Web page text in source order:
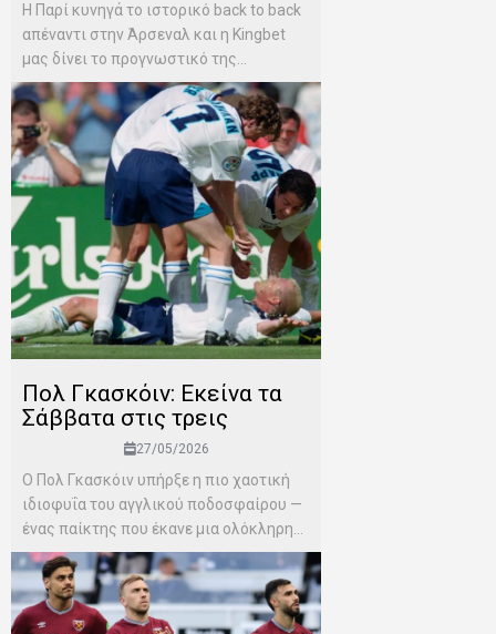
Η Παρί κυνηγά το ιστορικό back to back
απέναντι στην Άρσεναλ και η Kingbet
μας δίνει το προγνωστικό της...
Πολ Γκασκόιν: Εκείνα τα
Σάββατα στις τρεις
27/05/2026
Ο Πολ Γκασκόιν υπήρξε η πιο χαοτική
ιδιοφυΐα του αγγλικού ποδοσφαίρου —
ένας παίκτης που έκανε μια ολόκληρη...